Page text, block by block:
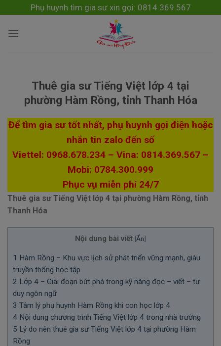
to
content
Phụ huynh tìm gia sư xin gọi: 0814.369.567
Thuê gia sư Tiếng Việt lớp 4 tại
phường Hàm Rồng, tỉnh Thanh Hóa
Để tìm gia sư tốt nhất, phụ huynh gọi điện hoặc
nhắn tin zalo đến số
Viettel: 0968.678.234 – Vina: 0814.369.567 –
Mobi: 0784.300.999
Phục vụ miễn phí 24/7
Thuê gia sư Tiếng Việt lớp 4 tại phường Hàm Rồng, tỉnh
Thanh Hóa
Nội dung bài viết [Ẩn]
1 Hàm Rồng – Khu vực lịch sử phát triển vững mạnh, giàu
truyền thống học tập
2 Lớp 4 – Giai đoạn bứt phá trong kỹ năng đọc – viết – tư
duy ngôn ngữ
3 Tâm lý phụ huynh Hàm Rồng khi con học lớp 4
4 Nội dung chương trình Tiếng Việt lớp 4 trong nhà trường
5 Lý do nên thuê gia sư Tiếng Việt lớp 4 tại phường Hàm
Rồng
modal-check